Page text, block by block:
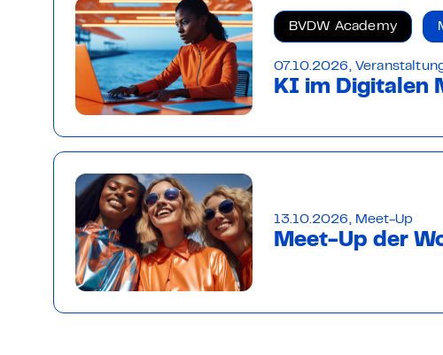
BVDW Academy
07.10.2026,
KI im Digitalen
13.10.2026, Meet-Up
Meet-Up der